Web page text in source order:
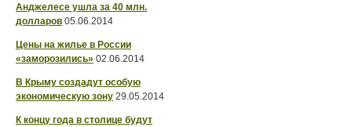
Анджелесе ушла за 40 млн.
долларов 05.06.2014
Цены на жилье в России
«заморозились» 02.06.2014
В Крыму создадут особую
экономическую зону 29.05.2014
К концу года в столице будут